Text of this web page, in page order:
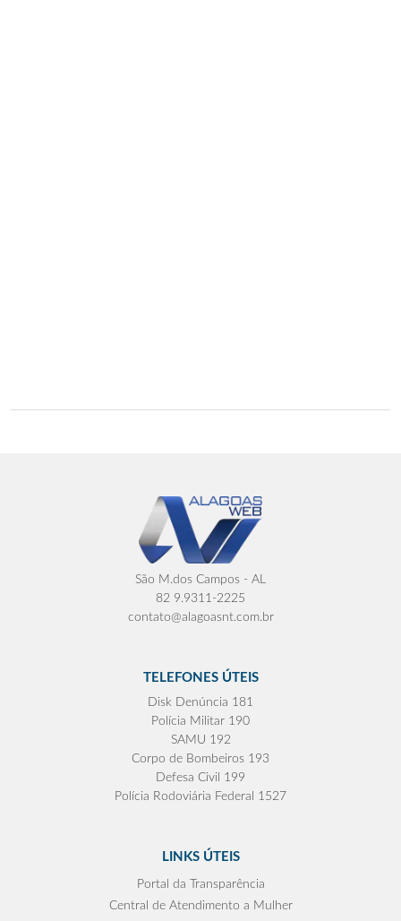
São M.dos Campos - AL
82 9.9311-2225
contato@alagoasnt.com.br
TELEFONES ÚTEIS
Disk Denúncia 181
Polícia Militar 190
SAMU 192
Corpo de Bombeiros 193
Defesa Civil 199
Polícia Rodoviária Federal 1527
LINKS ÚTEIS
Portal da Transparência
Central de Atendimento a Mulher